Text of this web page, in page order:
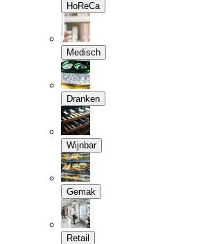
HoReCa
Medisch
Dranken
Wijnbar
Gemak
Retail